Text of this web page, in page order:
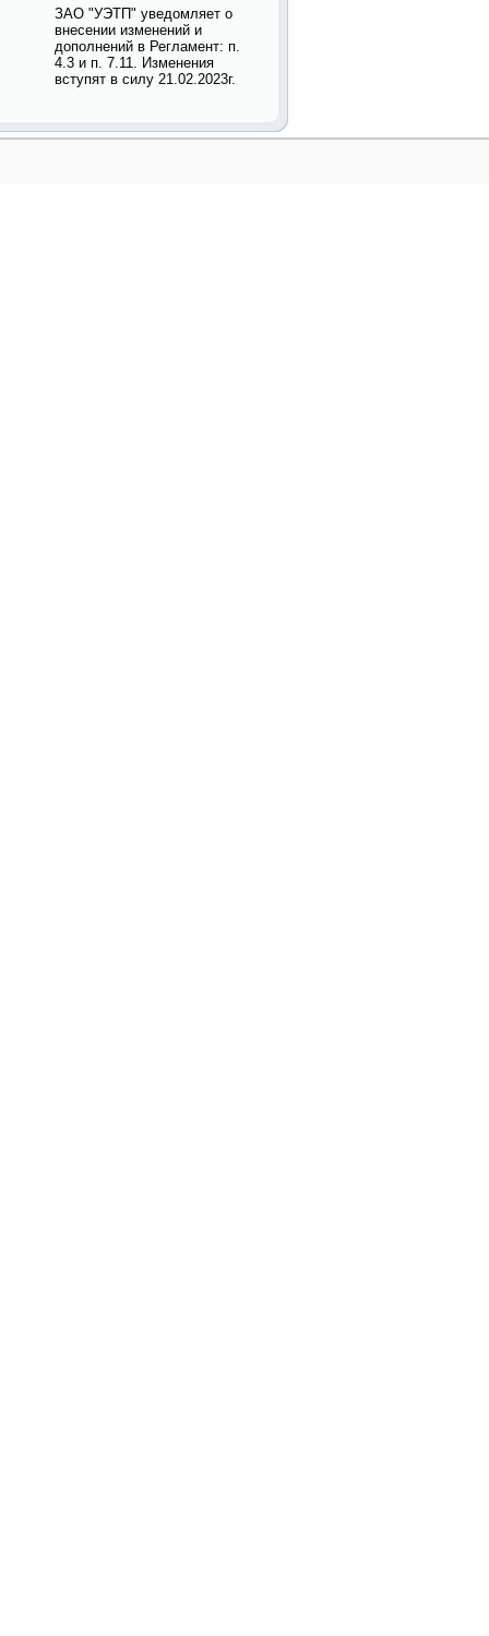
ЗАО "УЭТП" уведомляет о
внесении изменений и
дополнений в Регламент: п.
4.3 и п. 7.11. Изменения
вступят в силу 21.02.2023г.